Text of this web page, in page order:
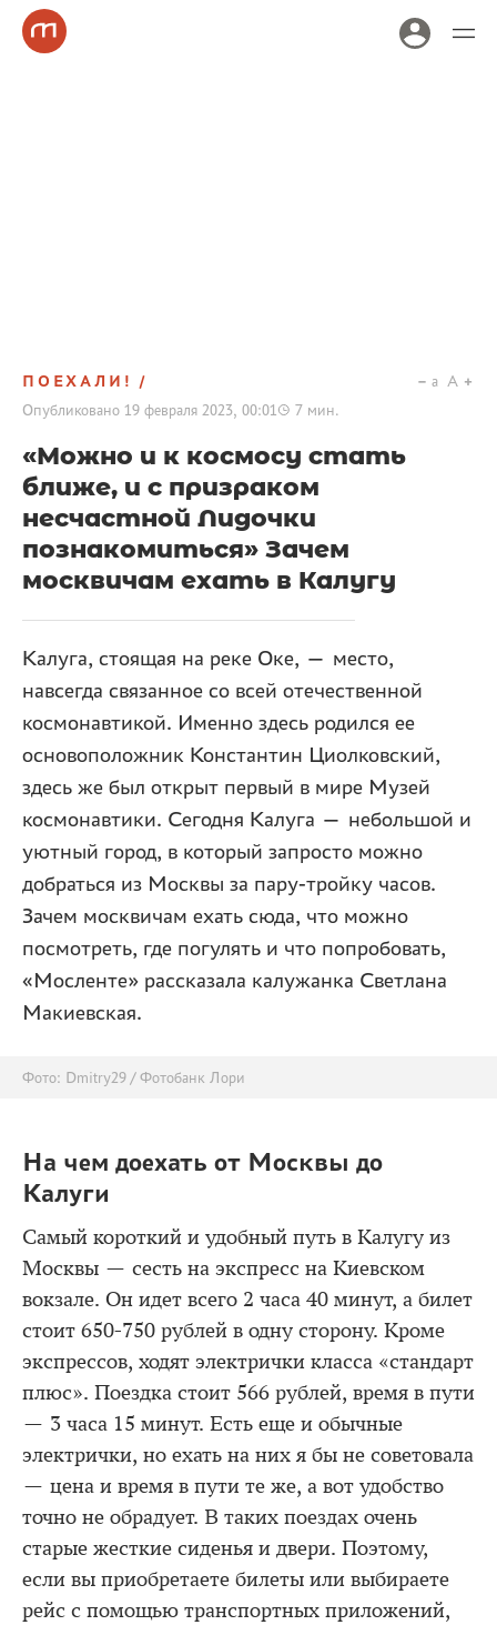
ПОЕХАЛИ!
Опубликовано 19 февраля 2023, 00:01 7 мин.
a A
«Можно и к космосу стать
ближе, и с призраком
несчастной Лидочки
познакомиться» Зачем
москвичам ехать в Калугу
Калуга, стоящая на реке Оке, — место,
навсегда связанное со всей отечественной
космонавтикой. Именно здесь родился ее
основоположник Константин Циолковский,
здесь же был открыт первый в мире Музей
космонавтики. Сегодня Калуга — небольшой и
уютный город, в который запросто можно
добраться из Москвы за пару-тройку часов.
Зачем москвичам ехать сюда, что можно
посмотреть, где погулять и что попробовать,
«Мосленте» рассказала калужанка Светлана
Макиевская.
Фото: Dmitry29 / Фотобанк Лори
На чем доехать от Москвы до
Калуги
Самый короткий и удобный путь в Калугу из
Москвы — сесть на экспресс на Киевском
вокзале. Он идет всего 2 часа 40 минут, а билет
стоит 650-750 рублей в одну сторону. Кроме
экспрессов, ходят электрички класса «стандарт
плюс». Поездка стоит 566 рублей, время в пути
— 3 часа 15 минут. Есть еще и обычные
электрички, но ехать на них я бы не советовала
— цена и время в пути те же, а вот удобство
точно не обрадует. В таких поездах очень
старые жесткие сиденья и двери. Поэтому,
если вы приобретаете билеты или выбираете
рейс с помощью транспортных приложений,